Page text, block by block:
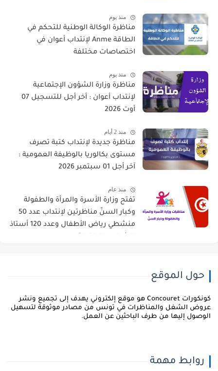
منذ يوم
مناظرة الوكالة الوطنية للتحكم في
الطاقة Anme لإنتداب أعوان في
اختصاصات مختلفة
منذ يوم
مناظرة وزارة الشؤون الإجتماعية
لإنتداب أعوان : أخر أجل للتسجيل 07
أوت 2026
منذ 2 أيام
مناظرة جديدة لإنتداب كتبة تصرف
مستوى بكالوريا بالوظيفة العمومية :
آخر أجل 01 سبتمبر 2026
منذ عام
تفتح وزارة الأسرة والمرأة والطفولة
وكبار السنّ مناظرتين لإنتداب عدد 50
منشطي رياض الأطفال وعدد 120 أستاذ
حول الموقع
كونكورات Concouret هو موقع إلكتروني يهدف إلى تجميع ونشر
الشغل والمناظرات في تونس من مصادر موثوقة لتسهيل
إليها من طرف الباحثين عن العمل.
روابط مهمة